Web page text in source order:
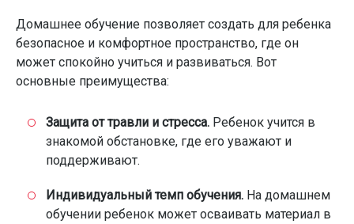
Домашнее обучение позволяет создать для ребенка
безопасное и комфортное пространство, где он
может спокойно учиться и развиваться. Вот
основные преимущества:
Защита от травли и стресса. Ребенок учится в
знакомой обстановке, где его уважают и
поддерживают.
Индивидуальный темп обучения. На домашнем
обучении ребенок может осваивать материал в